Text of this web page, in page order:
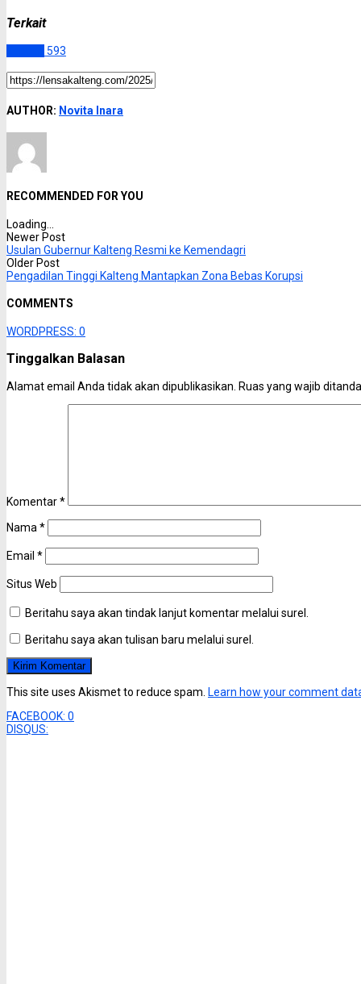
Terkait
593
AUTHOR: Novita Inara
RECOMMENDED FOR YOU
Loading...
Newer Post
Usulan Gubernur Kalteng Resmi ke Kemendagri
Older Post
Pengadilan Tinggi Kalteng Mantapkan Zona Bebas Korupsi
COMMENTS
WORDPRESS: 0
Tinggalkan Balasan
Alamat email Anda tidak akan dipublikasikan. Ruas yang wajib
Komentar*
Nama *
Email *
Situs Web
Beritahu saya akan tindak lanjut komentar melalui surel.
Beritahu saya akan tulisan baru melalui surel.
This site uses Akismet to reduce spam. Learn how your comment
FACEBOOK: 0
DISQUS: